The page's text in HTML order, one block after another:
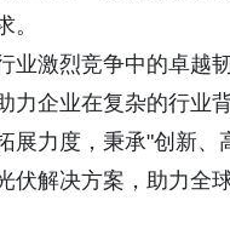
业激烈竞争中的卓越
力企业在复杂的行业
展力度，秉承"创新、
解决方案，助力全